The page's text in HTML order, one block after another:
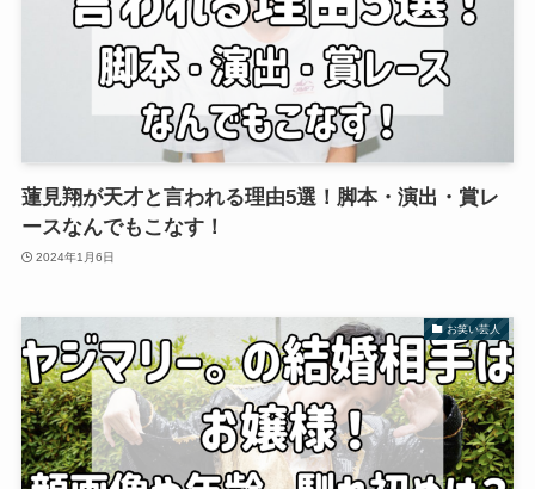
蓮見翔が天才と言われる理由5選！脚本・演出・賞レ
ースなんでもこなす！
2024年1月6日
お笑い芸人